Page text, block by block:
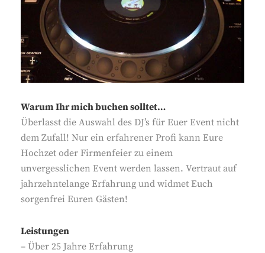
Warum Ihr mich buchen solltet…
Überlasst die Auswahl des DJ’s für Euer Event nicht
dem Zufall! Nur ein erfahrener Profi kann Eure
Hochzet oder Firmenfeier zu einem
unvergesslichen Event werden lassen. Vertraut auf
jahrzehntelange Erfahrung und widmet Euch
sorgenfrei Euren Gästen!
Leistungen
– Über 25 Jahre Erfahrung